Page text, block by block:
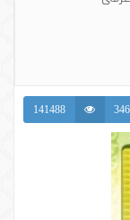
141488